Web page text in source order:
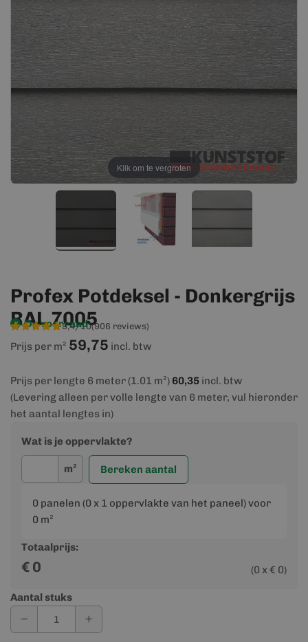
afbeeldingen-
gallerij
afbeeldingen-
gallerij
Klik om te vergroten
Profex Potdeksel - Donkergrijs
RAL 7005
Op voorraad
9,4/10(906 reviews)
Prijs per m² 59,75 incl. btw
Prijs per lengte 6 meter (1.01 m²) 60,35 incl. btw
(Levering alleen per volle lengte van 6 meter, vul hieronder
het aantal lengtes in)
Wat is je oppervlakte?
m² Bereken aantal
0 panelen (0 x 1 oppervlakte van het paneel) voor
0 m²
Totaalprijs:
€ 0 (0 x € 0)
Aantal stuks